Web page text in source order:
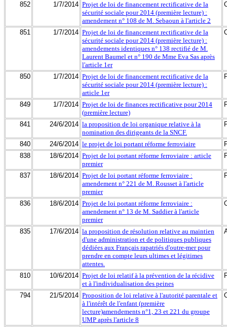
852 1/7/2014 Projet de loi de financement rectificative de la
sécurité sociale pour 2014 (première lecture) :
amendement n° 108 de M. Sebaoun à l'article 2
851 1/7/2014 Projet de loi de financement rectificative de la
sécurité sociale pour 2014 (première lecture) :
amendements identiques n° 138 rectifié de M.
Laurent Baumel et n° 190 de Mme Eva Sas après
l'article 1er
850 1/7/2014 Projet de loi de financement rectificative de la
sécurité sociale pour 2014 (première lecture) :
article 1er
849 1/7/2014 Projet de loi de finances rectificative pour 2014
(première lecture)
841 24/6/2014 la proposition de loi organique relative à la
nomination des dirigeants de la SNCF.
840 24/6/2014 le projet de loi portant réforme ferroviaire
838
18/6/2014 Projet de loi portant réforme ferroviaire : article
premier
837 18/6/2014 Projet de loi portant réforme ferroviaire :
amendement n° 221 de M. Rousset à l'article
premier
836 18/6/2014 Projet de loi portant réforme ferroviaire :
amendement n° 13 de M. Saddier à l'article
premier
835 17/6/2014 la proposition de résolution relative au maintien
d'une administration et de politiques publiques
dédiées aux Français rapatriés d'outre-mer pour
prendre en compte leurs ultimes et légitimes
attentes.
810 10/6/2014 Projet de loi relatif à la prévention de la récidive
et à l'individualisation des peines
794 21/5/2014 Proposition de loi relative à l'autorité parentale et
à l'intérêt de l'enfant (première
lecture)amendements n°1, 23 et 221 du groupe
UMP après l'article 8